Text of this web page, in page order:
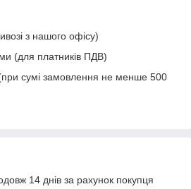
з нашого офісу)
(для платників ПДВ)
сумі замовлення не менше 500
14 днів за рахунок покупця